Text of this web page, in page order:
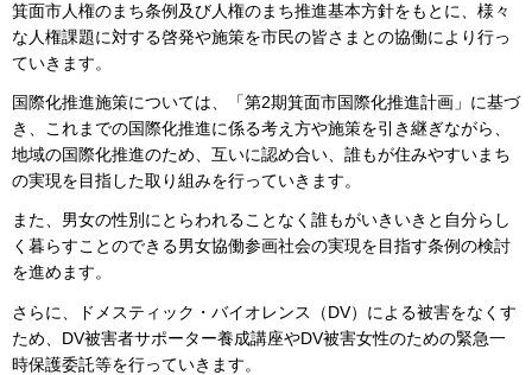
箕面市人権のまち条例及び人権のまち推進基本方針をもとに、様々
な人権課題に対する啓発や施策を市民の皆さまとの協働により行っ
ていきます。
国際化推進施策については、「第2期箕面市国際化推進計画」に基づ
き、これまでの国際化推進に係る考え方や施策を引き継ぎながら、
地域の国際化推進のため、互いに認め合い、誰もが住みやすいまち
の実現を目指した取り組みを行っていきます。
また、男女の性別にとらわれることなく誰もがいきいきと自分らし
く暮らすことのできる男女協働参画社会の実現を目指す条例の検討
を進めます。
さらに、ドメスティック・バイオレンス（DV）による被害をなくす
ため、DV被害者サポーター養成講座やDV被害女性のための緊急一
時保護委託等を行っていきます。